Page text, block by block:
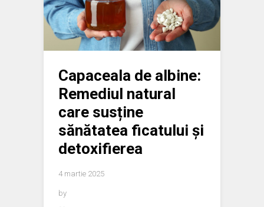
Capaceala de albine:
Remediul natural
care susține
sănătatea ficatului și
detoxifierea
4 martie 2025
by